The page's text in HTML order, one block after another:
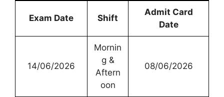
Exam Date Shift
Admit Card
Date
14/06/2026
Mornin
g &
Aftern
oon
08/06/2026